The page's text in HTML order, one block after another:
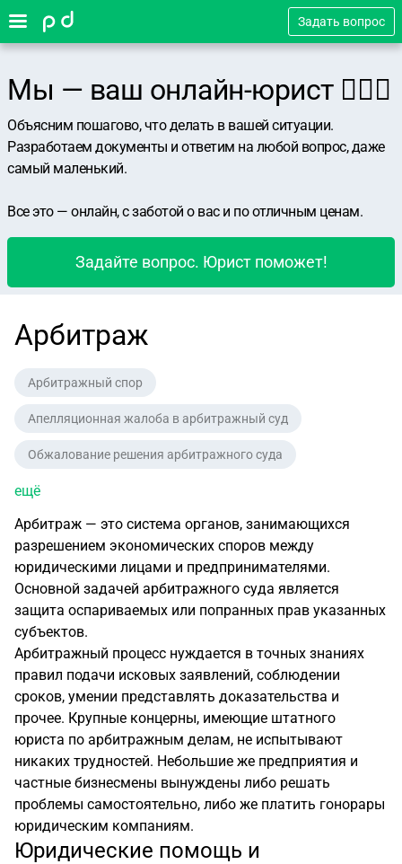
Задать вопрос
Мы — ваш онлайн-юрист 👨🏻‍⚖️
Объясним пошагово, что делать в вашей ситуации.
Разработаем документы и ответим на любой вопрос, даже
самый маленький.
Все это — онлайн, с заботой о вас и по отличным ценам.
Задайте вопрос. Юрист поможет!
Арбитраж
Арбитражный спор
Апелляционная жалоба в арбитражный суд
Обжалование решения арбитражного суда
ещё
Арбитраж — это система органов, занимающихся
разрешением экономических споров между
юридическими лицами и предпринимателями.
Основной задачей арбитражного суда является
защита оспариваемых или попранных прав указанных
субъектов.
Арбитражный процесс нуждается в точных знаниях
правил подачи исковых заявлений, соблюдении
сроков, умении представлять доказательства и
прочее. Крупные концерны, имеющие штатного
юриста по арбитражным делам, не испытывают
никаких трудностей. Небольшие же предприятия и
частные бизнесмены вынуждены либо решать
проблемы самостоятельно, либо же платить гонорары
юридическим компаниям.
Юридические помощь и